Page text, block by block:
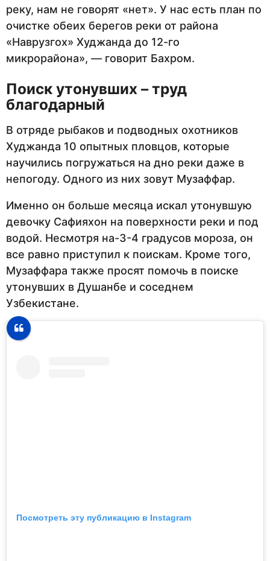
реку, нам не говорят «нет». У нас есть план по
очистке обеих берегов реки от района
«Наврузгох» Худжанда до 12-го
микрорайона», — говорит Бахром.
Поиск утонувших – труд
благодарный
В отряде рыбаков и подводных охотников
Худжанда 10 опытных пловцов, которые
научились погружаться на дно реки даже в
непогоду. Одного из них зовут Музаффар.
Именно он больше месяца искал утонувшую
девочку Сафияхон на поверхности реки и под
водой. Несмотря на-3-4 градусов мороза, он
все равно приступил к поискам. Кроме того,
Музаффара также просят помочь в поиске
утонувших в Душанбе и соседнем
Узбекистане.
Посмотреть эту публикацию в Instagram